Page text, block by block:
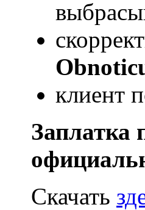
клиент
Заплатка
Скачать